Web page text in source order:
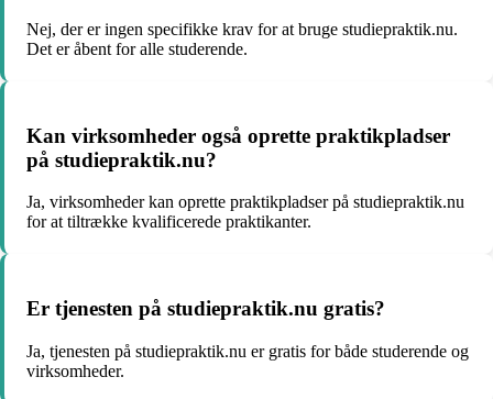
Nej, der er ingen specifikke krav for at bruge studiepraktik.nu.
Det er åbent for alle studerende.
Kan virksomheder også oprette praktikpladser
på studiepraktik.nu?
Ja, virksomheder kan oprette praktikpladser på studiepraktik.nu
for at tiltrække kvalificerede praktikanter.
Er tjenesten på studiepraktik.nu gratis?
Ja, tjenesten på studiepraktik.nu er gratis for både studerende og
virksomheder.